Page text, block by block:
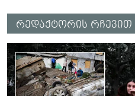
რედაქტორის რჩევით